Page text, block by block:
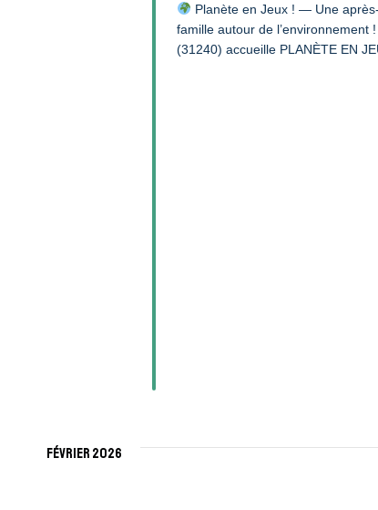
Planète en Jeux ! — Une
famille autour de l’environnement
(31240) accueille PLANÈTE EN
février 2026